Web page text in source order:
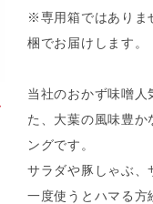
※専用箱ではありま
梱でお届けします。
当社のおかず味噌
た、大葉の風味豊
ングです。
サラダや豚しゃぶ、
一度使うとハマる方